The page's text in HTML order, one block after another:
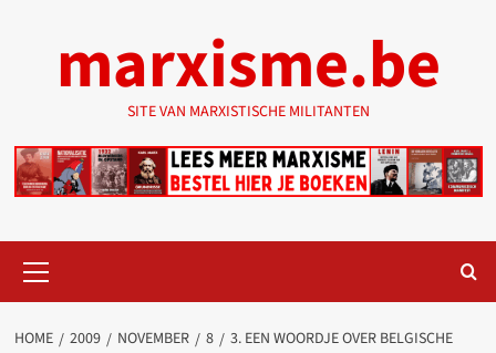
marxisme.be
SITE VAN MARXISTISCHE MILITANTEN
menu
HOME 2009 NOVEMBER 8
3. EEN WOORDJE OVER BELGISCHE